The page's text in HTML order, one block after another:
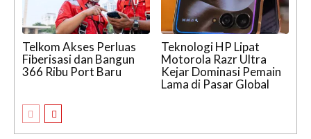
Telkom Akses Perluas
Fiberisasi dan Bangun
366 Ribu Port Baru
Teknologi HP Lipat
Motorola Razr Ultra
Kejar Dominasi Pemain
Lama di Pasar Global